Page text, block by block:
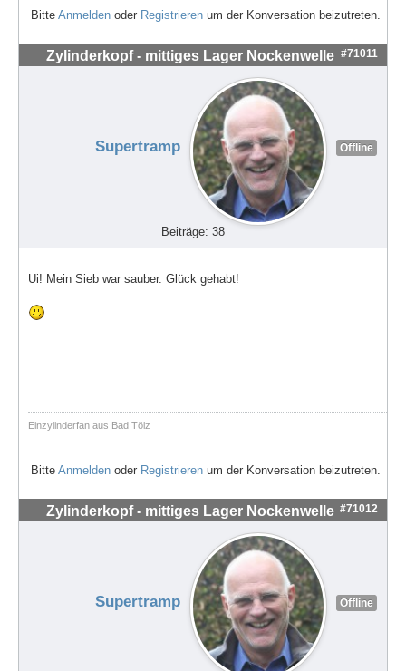
Bitte Anmelden oder Registrieren um der Konversation beizutreten.
Zylinderkopf - mittiges Lager Nockenwelle #71011
Supertramp Offline
Beiträge: 38
Ui! Mein Sieb war sauber. Glück gehabt!
Einzylinderfan aus Bad Tölz
Bitte Anmelden oder Registrieren um der Konversation beizutreten.
Zylinderkopf - mittiges Lager Nockenwelle #71012
Supertramp Offline